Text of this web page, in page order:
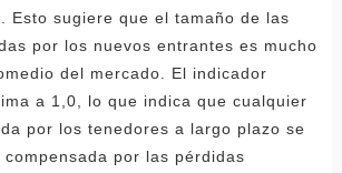
Esto sugiere que el tamaño de las
por los nuevos entrantes es mucho
del mercado. El indicador
a 1,0, lo que indica que cualquier
por los tenedores a largo plazo se
por las pérdidas